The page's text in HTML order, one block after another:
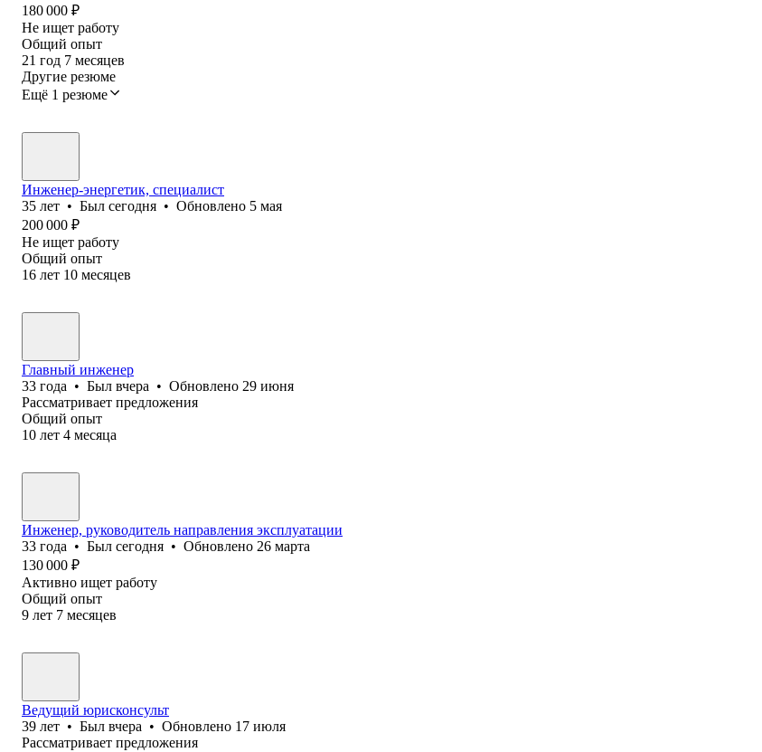
180 000 ₽
Не ищет работу
Общий опыт
21 год 7 месяцев
Другие резюме
Ещё 1 резюме
Инженер-энергетик, специалист
35 лет • Был сегодня • Обновлено 5 мая
200 000 ₽
Не ищет работу
Общий опыт
16 лет 10 месяцев
Главный инженер
33 года • Был вчера • Обновлено 29 июня
Рассматривает предложения
Общий опыт
10 лет 4 месяца
Инженер, руководитель направления эксплуатации
33 года • Был сегодня • Обновлено 26 марта
130 000 ₽
Активно ищет работу
Общий опыт
9 лет 7 месяцев
Ведущий юрисконсульт
39 лет • Был вчера • Обновлено 17 июля
Рассматривает предложения